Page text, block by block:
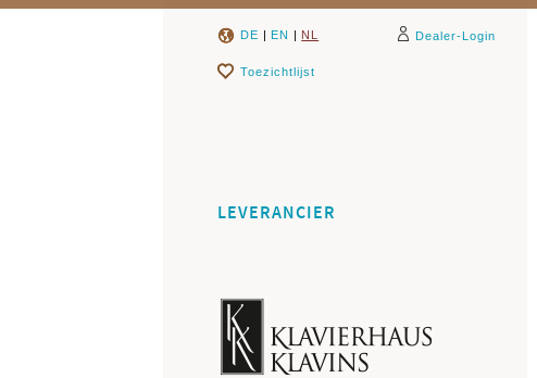
DE | EN | NL Dealer-Login
Toezichtlijst
LEVERANCIER